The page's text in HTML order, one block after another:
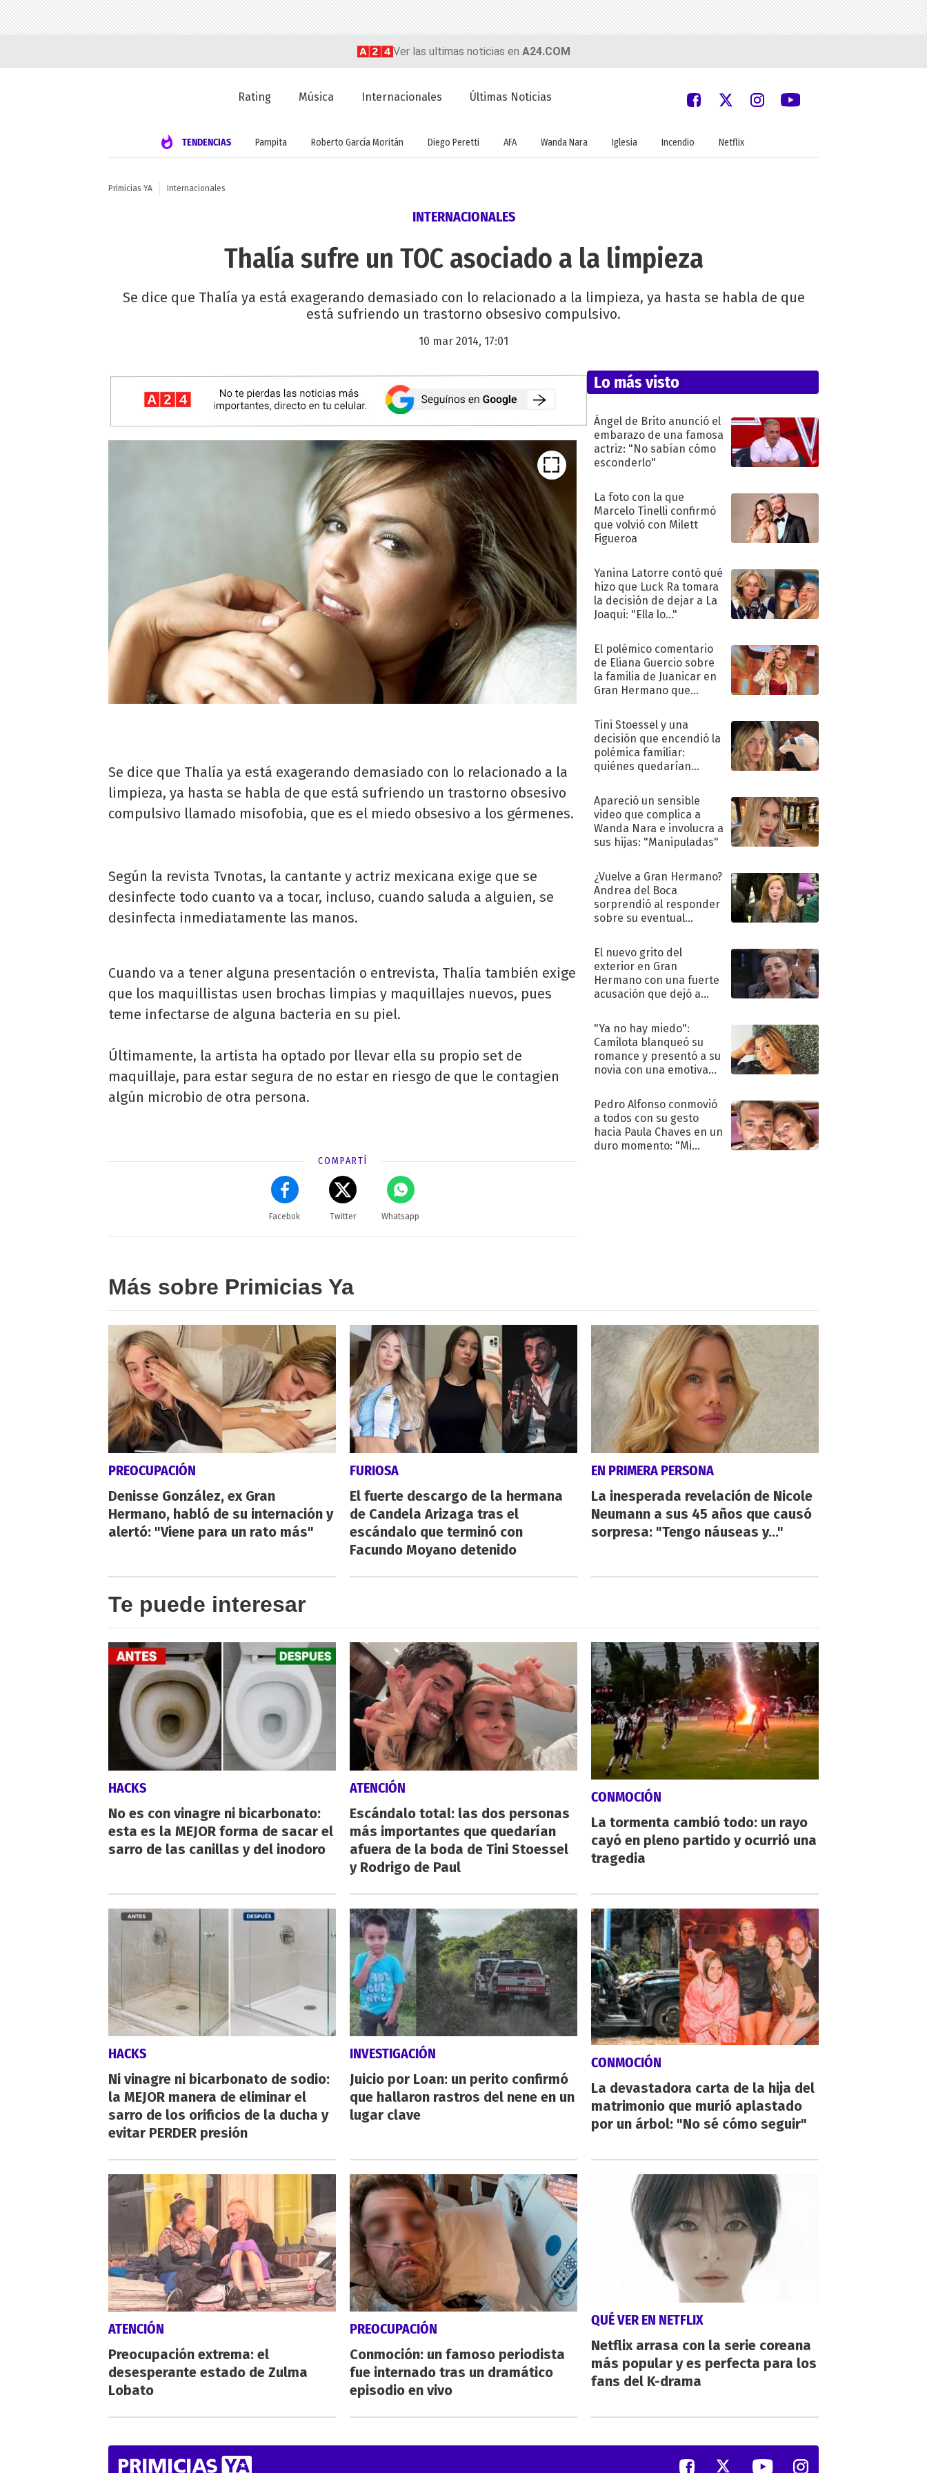
Ver las ultimas noticias en A24.COM
Rating Música Internacionales Últimas Noticias
TENDENCIAS Pampita Roberto García Moritán Diego Peretti AFA Wanda Nara Iglesia Incendio Netflix
Primicias YA Internacionales
INTERNACIONALES
Thalía sufre un TOC asociado a la limpieza
Se dice que Thalía ya está exagerando demasiado con lo relacionado a la limpieza, ya hasta se habla de que
está sufriendo un trastorno obsesivo compulsivo.
10 mar 2014, 17:01
Se dice que Thalía ya está exagerando demasiado con lo relacionado a la
limpieza, ya hasta se habla de que está sufriendo un trastorno obsesivo
compulsivo llamado misofobia, que es el miedo obsesivo a los gérmenes.
Según la revista Tvnotas, la cantante y actriz mexicana exige que se
desinfecte todo cuanto va a tocar, incluso, cuando saluda a alguien, se
desinfecta inmediatamente las manos.
Cuando va a tener alguna presentación o entrevista, Thalía también exige
que los maquillistas usen brochas limpias y maquillajes nuevos, pues
teme infectarse de alguna bacteria en su piel.
Últimamente, la artista ha optado por llevar ella su propio set de
maquillaje, para estar segura de no estar en riesgo de que le contagien
algún microbio de otra persona.
COMPARTÍ
Facebok Twitter Whatsapp
Lo más visto
Ángel de Brito anunció el
embarazo de una famosa
actriz: "No sabían cómo
esconderlo"
La foto con la que
Marcelo Tinelli confirmó
que volvió con Milett
Figueroa
Yanina Latorre contó qué
hizo que Luck Ra tomara
la decisión de dejar a La
Joaqui: "Ella lo..."
El polémico comentario
de Eliana Guercio sobre
la familia de Juanicar en
Gran Hermano que
Tini Stoessel y una
decisión que encendió la
polémica familiar:
quiénes quedarían
Apareció un sensible
video que complica a
Wanda Nara e involucra a
sus hijas: "Manipuladas"
¿Vuelve a Gran Hermano?
Andrea del Boca
sorprendió al responder
sobre su eventual
El nuevo grito del
exterior en Gran
Hermano con una fuerte
acusación que dejó a
"Traidora"
"Ya no hay miedo":
Camilota blanqueó su
romance y presentó a su
novia con una emotiva
Pedro Alfonso conmovió
a todos con su gesto
hacia Paula Chaves en un
duro momento: "Mi
Más sobre Primicias Ya
PREOCUPACIÓN
Denisse González, ex Gran
Hermano, habló de su internación y
alertó: "Viene para un rato más"
FURIOSA
El fuerte descargo de la hermana
de Candela Arizaga tras el
escándalo que terminó con
Facundo Moyano detenido
EN PRIMERA PERSONA
La inesperada revelación de Nicole
Neumann a sus 45 años que causó
sorpresa: "Tengo náuseas y..."
Te puede interesar
HACKS
No es con vinagre ni bicarbonato:
esta es la MEJOR forma de sacar el
sarro de las canillas y del inodoro
ATENCIÓN
Escándalo total: las dos personas
más importantes que quedarían
afuera de la boda de Tini Stoessel
y Rodrigo de Paul
CONMOCIÓN
La tormenta cambió todo: un rayo
cayó en pleno partido y ocurrió una
tragedia
HACKS
Ni vinagre ni bicarbonato de sodio:
la MEJOR manera de eliminar el
sarro de los orificios de la ducha y
evitar PERDER presión
INVESTIGACIÓN
Juicio por Loan: un perito confirmó
que hallaron rastros del nene en un
lugar clave
CONMOCIÓN
La devastadora carta de la hija del
matrimonio que murió aplastado
por un árbol: "No sé cómo seguir"
ATENCIÓN
Preocupación extrema: el
desesperante estado de Zulma
Lobato
PREOCUPACIÓN
Conmoción: un famoso periodista
fue internado tras un dramático
episodio en vivo
QUÉ VER EN NETFLIX
Netflix arrasa con la serie coreana
más popular y es perfecta para los
fans del K-drama